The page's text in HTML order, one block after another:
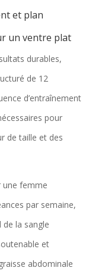
et plan
un ventre plat
durables,
de 12
d’entraînement
pour
de taille et des
une femme
par semaine,
la sangle
et
abdominale